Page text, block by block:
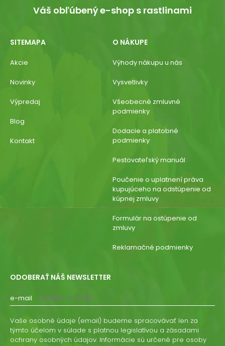
Váš obľúbený e-shop s rastlinami
SITEMAPA
Akcie
Novinky
Výpredaj
Blog
Kontakt
O NÁKUPE
Výhody nákupu u nás
Vysvetlivky
Všeobecné zmluvné
podmienky
Dodacie a platobné
podmienky
Pestovateľský manuál
Poučenie o uplatnení práva
kupujúceho na odstúpenie od
kúpnej zmluvy
Formulár na ostúpenie od
zmluvy
Reklamačné podmienky
ODOBERAŤ NÁŠ NEWSLETTER
e-mail
Vaše osobné údaje (email) budeme spracovávať len za
týmto účelom v súlade s platnou legislatívou a zásadami
ochrany osobných údajov. Informácie sú určené pre osoby